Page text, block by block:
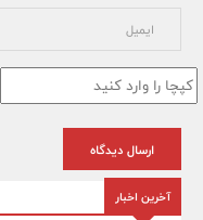
ارسال دیدگاه
آخرین اخبار